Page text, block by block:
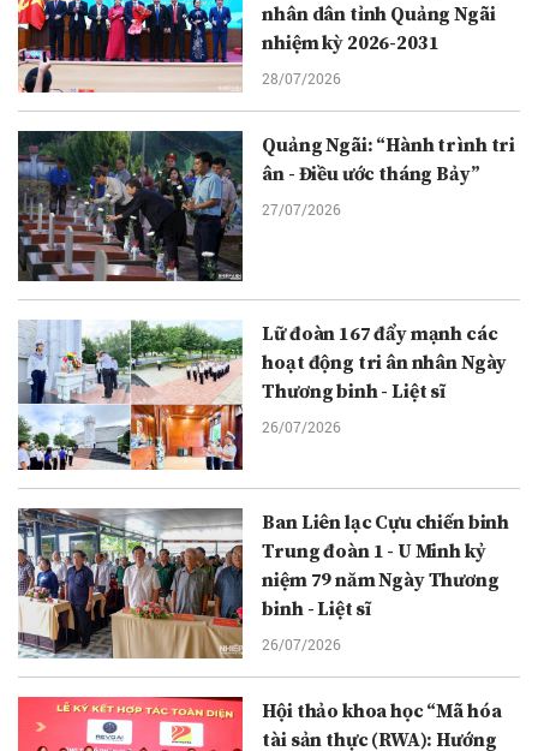
nhân dân tỉnh Quảng Ngãi
nhiệm kỳ 2026-2031
28/07/2026
Quảng Ngãi: “Hành trình tri
ân - Điều ước tháng Bảy”
27/07/2026
Lữ đoàn 167 đẩy mạnh các
hoạt động tri ân nhân Ngày
Thương binh - Liệt sĩ
26/07/2026
Ban Liên lạc Cựu chiến binh
Trung đoàn 1 - U Minh kỷ
niệm 79 năm Ngày Thương
binh - Liệt sĩ
26/07/2026
Hội thảo khoa học “Mã hóa
tài sản thực (RWA): Hướng